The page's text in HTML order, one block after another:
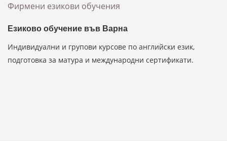
Фирмени езикови обучения
Езиково обучение във Варна
Индивидуални и групови курсове по английски език,
подготовка за матура и международни сертификати.